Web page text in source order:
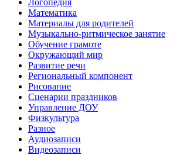
Математика
Материалы для родителей
Музыкально-ритмическое занятие
Обучение грамоте
Окружающий мир
Развитие речи
Региональный компонент
Рисование
Сценарии праздников
Управление ДОУ
Физкультура
Разное
Аудиозаписи
Видеозаписи